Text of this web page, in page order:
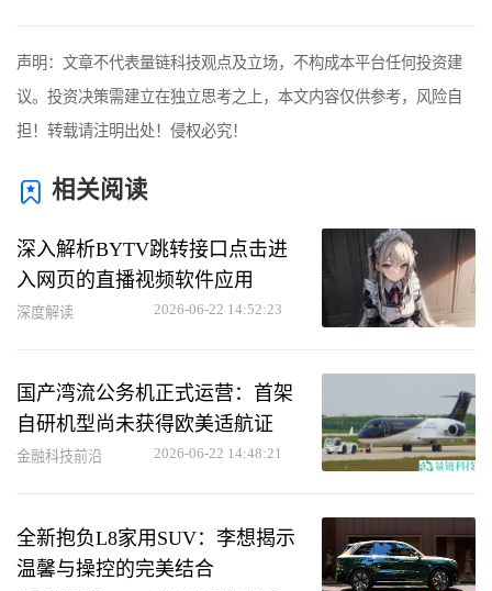
声明：文章不代表量链科技观点及立场，不构成本平台任何投资建
议。投资决策需建立在独立思考之上，本文内容仅供参考，风险自
担！转载请注明出处！侵权必究！
相关阅读
深入解析BYTV跳转接口点击进
入网页的直播视频软件应用
深度解读 2026-06-22 14:52:23
国产湾流公务机正式运营：首架
自研机型尚未获得欧美适航证
金融科技前沿 2026-06-22 14:48:21
全新抱负L8家用SUV：李想揭示
温馨与操控的完美结合